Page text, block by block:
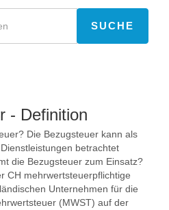
- Definition
Die Bezugsteuer kann als
betrachtet
die Bezugsteuer zum Einsatz?
CH mehrwertsteuerpflichtige
Unternehmen für die
(MWST) auf der